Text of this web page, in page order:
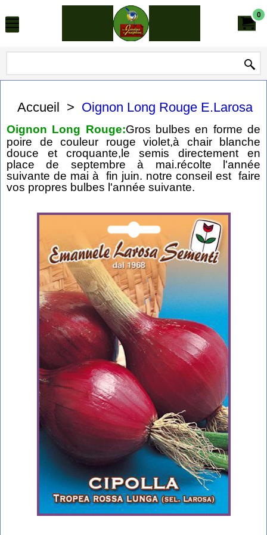
0
Accueil > Oignon Long Rouge E.Larosa
Oignon Long Rouge:Gros bulbes en forme de
poire de couleur rouge violet,à chair blanche
douce et croquante,le semis directement en
place de septembre à mai.récolte l'année
suivante de mai à fin juin. notre conseil est faire
vos propres bulbes l'année suivante.